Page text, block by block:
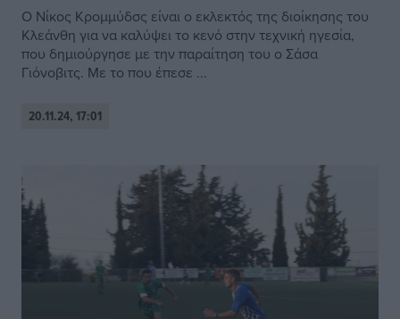
Ο Νίκος Κρομμύδσς είναι ο εκλεκτός της διοίκησης του
Κλεάνθη για να καλύψει το κενό στην τεχνική ηγεσία,
που δημιούργησε με την παραίτηση του ο Σάσα
Γιόνοβιτς. Με το που έπεσε ...
20.11.24, 17:01